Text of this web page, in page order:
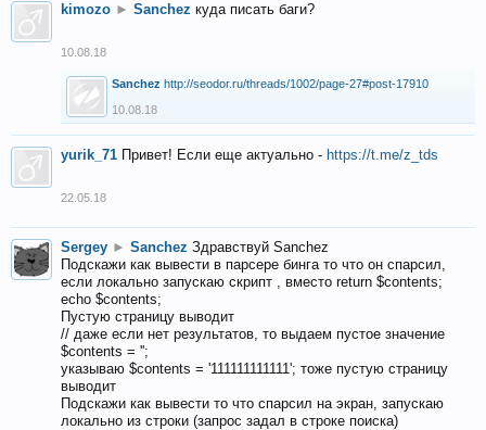
kimozo ► Sanchez куда писать баги?
10.08.18
Sanchez http://seodor.ru/threads/1002/page-27#post-17910
10.08.18
yurik_71 Привет! Если еще актуально - https://t.me/z_tds
22.05.18
Sergey ► Sanchez Здравствуй Sanchez
Подскажи как вывести в парсере бинга то что он спарсил,
если локально запускаю скрипт , вместо return $contents;
echo $contents;
Пустую страницу выводит
// даже если нет результатов, то выдаем пустое значение
$contents = '';
указываю $contents = '111111111111'; тоже пустую страницу
выводит
Подскажи как вывести то что спарсил на экран, запускаю
локально из строки (запрос задал в строке поиска)